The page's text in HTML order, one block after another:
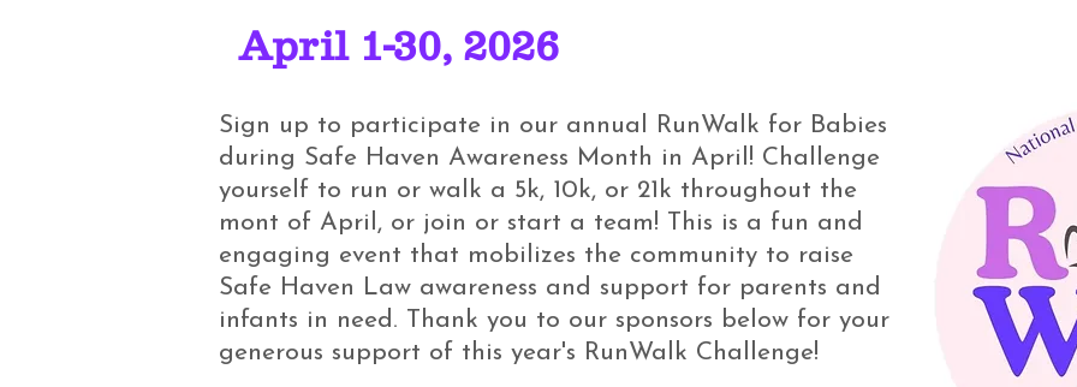
April 1-30, 2026
Sign up to participate in our annual RunWalk for Babies
during Safe Haven Awareness Month in April! Challenge
yourself to run or walk a 5k, 10k, or 21k throughout the
mont of April, or join or start a team! This is a fun and
engaging event that mobilizes the community to raise
Safe Haven Law awareness and support for parents and
infants in need. Thank you to our sponsors below for your
generous support of this year's RunWalk Challenge!